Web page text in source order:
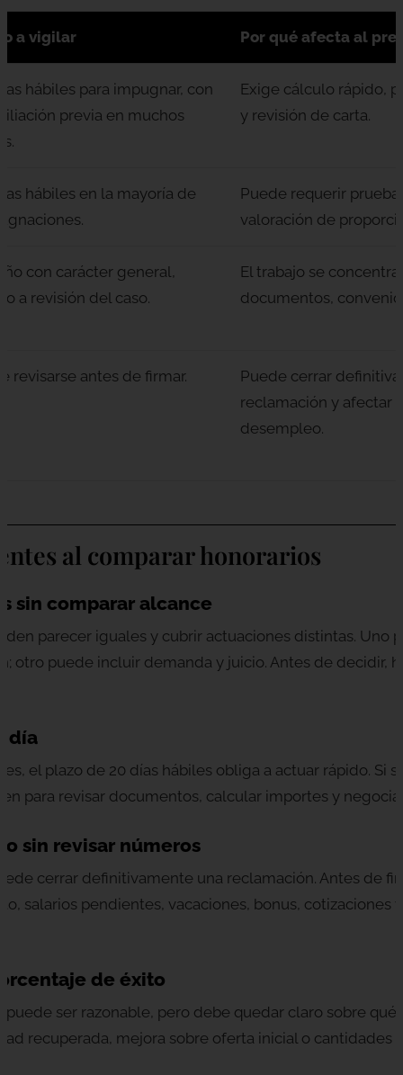
a vigilar Por qué afecta al
hábiles para impugnar, con
previa en muchos
Exige cálculo rápido,
y revisión de carta.
hábiles en la mayoría de
Puede requerir
valoración de
con carácter general,
a revisión del caso.
El trabajo se
documentos,
revisarse antes de firmar.
Puede cerrar
reclamación y afectar
desempleo.
al comparar honorarios
sin comparar alcance
parecer iguales y cubrir actuaciones distintas. Uno
otro puede incluir demanda y juicio. Antes de decidir,
día
el plazo de 20 días hábiles obliga a actuar rápido. Si
para revisar documentos, calcular importes y
sin revisar números
cerrar definitivamente una reclamación. Antes de
salarios pendientes, vacaciones, bonus, cotizaciones
de éxito
ser razonable, pero debe quedar claro sobre qué
recuperada, mejora sobre oferta inicial o cantidades